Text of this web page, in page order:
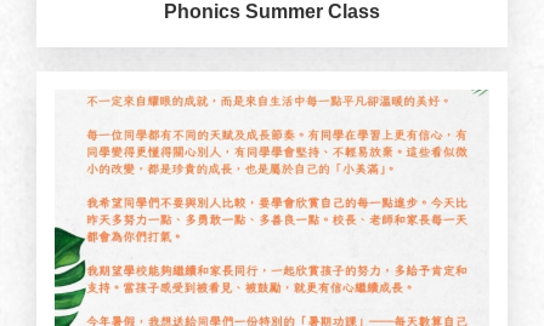
Phonics Summer Class